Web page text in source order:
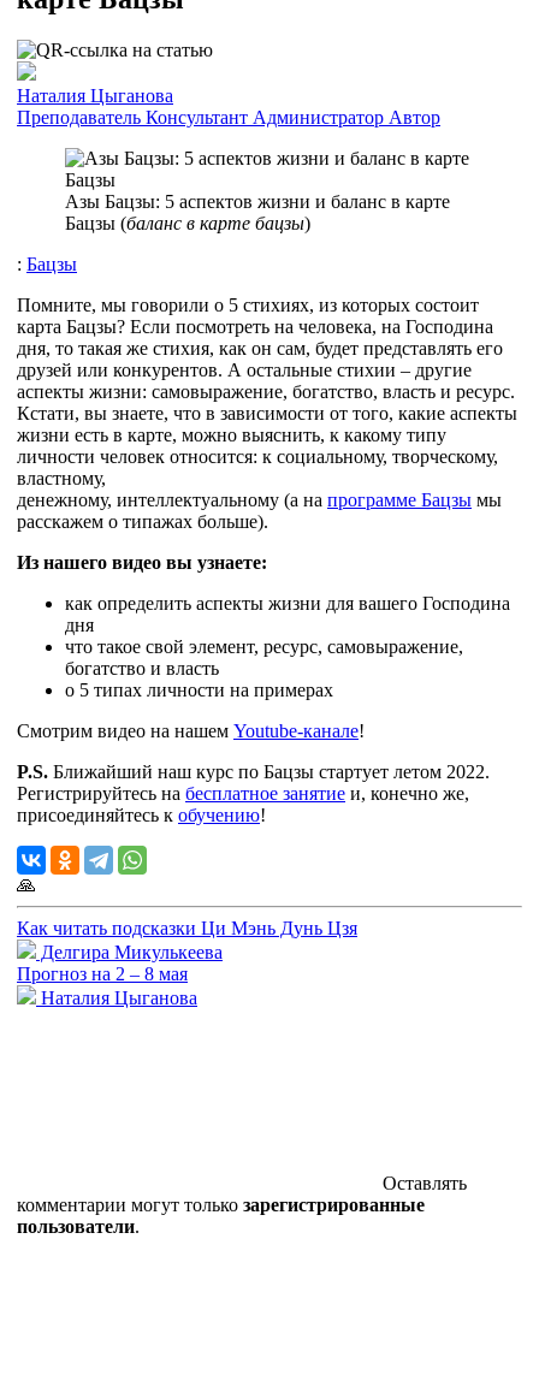
Наталия Цыганова
Преподаватель Консультант Администратор Автор
Азы Бацзы: 5 аспектов жизни и баланс в карте
Бацзы (баланс в карте бацзы)
: Бацзы
Помните, мы говорили о 5 стихиях, из которых состоит
карта Бацзы? Если посмотреть на человека, на Господина
дня, то такая же стихия, как он сам, будет представлять его
друзей или конкурентов. А остальные стихии – другие
аспекты жизни: самовыражение, богатство, власть и ресурс.
Кстати, вы знаете, что в зависимости от того, какие аспекты
жизни есть в карте, можно выяснить, к какому типу
личности человек относится: к социальному, творческому,
властному,
денежному, интеллектуальному (а на программе Бацзы мы
расскажем о типажах больше).
Из нашего видео вы узнаете:
как определить аспекты жизни для вашего Господина
дня
что такое свой элемент, ресурс, самовыражение,
богатство и власть
о 5 типах личности на примерах
Смотрим видео на нашем Youtube-канале!
P.S. Ближайший наш курс по Бацзы стартует летом 2022.
Регистрируйтесь на бесплатное занятие и, конечно же,
присоединяйтесь к обучению!
🙏
Как читать подсказки Ци Мэнь Дунь Цзя
Делгира Микулькеева
Прогноз на 2 – 8 мая
Наталия Цыганова
Оставлять
комментарии могут только зарегистрированные
пользователи.